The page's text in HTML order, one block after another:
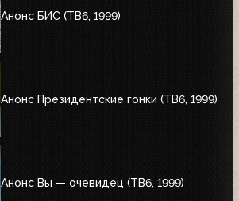
Анонс БИС (ТВ6, 1999)
Анонс Президентские гонки (ТВ6, 1999)
Анонс Вы — очевидец (ТВ6, 1999)